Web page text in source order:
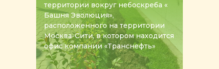
территории вокруг небоскреба «
Башня Эволюция»,
расположенного на территории
Москва-Сити, в котором находится
офис компании «Транснефть»